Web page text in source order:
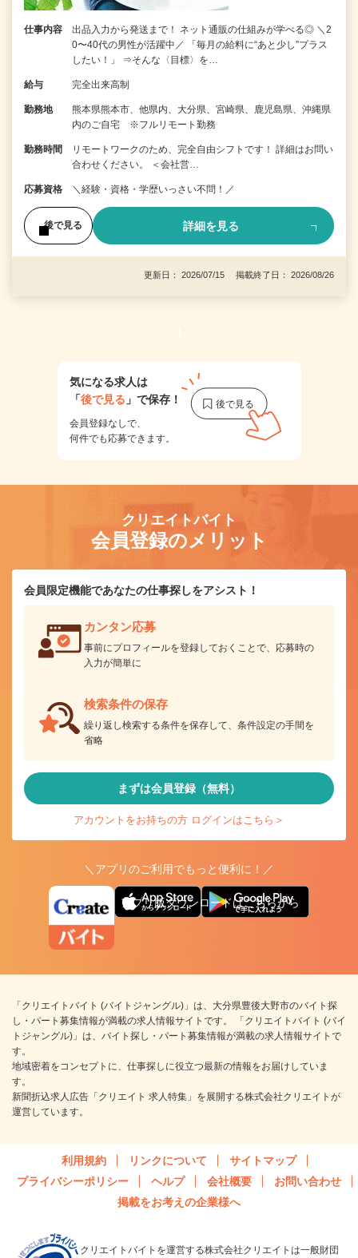
仕事内容
出品入力から発送まで！ ネット通販の仕組みが学べる◎ ＼2
0〜40代の男性が活躍中／ 「毎月の給料に“あと少し”プラス
したい！」 ⇒そんな〈目標〉を…
給与 完全出来高制
勤務地
熊本県熊本市、他県内、大分県、宮崎県、鹿児島県、沖縄県
内のご自宅 ※フルリモート勤務
勤務時間
リモートワークのため、完全自由シフトです！ 詳細はお問い
合わせください。 ＜会社営…
応募資格 ＼経験・資格・学歴いっさい不問！／
後で見る 詳細を見る
更新日： 2026/07/15 掲載終了日： 2026/08/26
1
気になる求人は
「後で見る 」で保存！
会員登録なしで、
何件でも応募できます。
クリエイトバイト
会員登録のメリット
会員限定機能であなたの仕事探しをアシスト！
カンタン応募
事前にプロフィールを登録しておくことで、応募時の
入力が簡単に
検索条件の保存
繰り返し検索する条件を保存して、条件設定の手間を
省略
まずは会員登録（無料）
アカウントをお持ちの方 ログインはこちら＞
＼アプリのご利用でもっと便利に！／
アプリ版ダウンロードはこちらから
「クリエイトバイト (バイトジャングル)」は、大分県豊後大野市のバイト探
し・パート募集情報が満載の求人情報サイトです。 「クリエイトバイト (バイ
トジャングル)」は、バイト探し・パート募集情報が満載の求人情報サイトで
す。
地域密着をコンセプトに、仕事探しに役立つ最新の情報をお届けしていま
す。
新聞折込求人広告「クリエイト 求人特集」を展開する株式会社クリエイトが
運営しています。
利用規約 リンクについて
サイトマップ
プライバシーポリシー
ヘルプ 会社概要
お問い合わせ
掲載をお考えの企業様へ
クリエイトバイトを運営する株式会社クリエイトは一般財団